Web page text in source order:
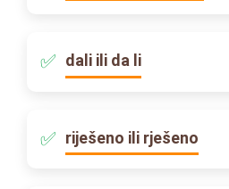
dali ili da li
riješeno ili rješeno